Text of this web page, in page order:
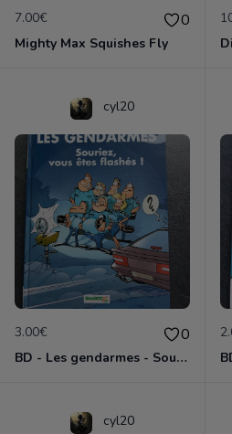
7.00€ 0
Mighty Max Squishes Fly
cyl20
3.00€ 0
BD - Les gendarmes - Souriez, vous êtes flashés - Tome 5
cyl20